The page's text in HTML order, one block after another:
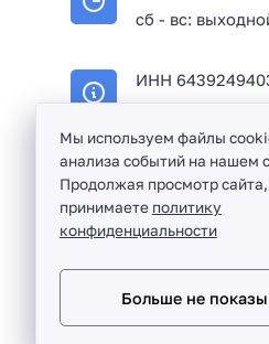
сб - вс:
ИНН
Оптовая продажа сантехники
в Балаково и Саратовской
Разработка сайта и дизайн:
Мы используем файлы
анализа событий на нашем
Продолжая просмотр
принимаете политику
конфиденциальности
Больше не